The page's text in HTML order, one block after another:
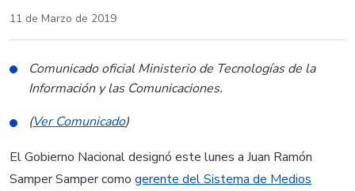
11 de Marzo de 2019
Comunicado oficial Ministerio de Tecnologías de la
Información y las Comunicaciones.
(Ver Comunicado)
El Gobierno Nacional designó este lunes a Juan Ramón
Samper Samper como gerente del Sistema de Medios